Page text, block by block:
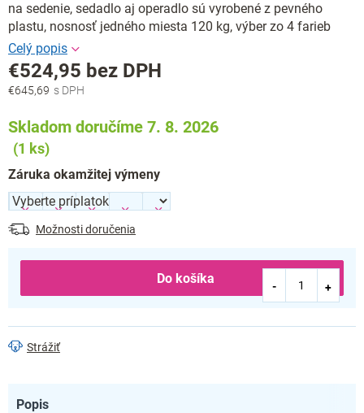
na sedenie, sedadlo aj operadlo sú vyrobené z pevného
plastu, nosnosť jedného miesta 120 kg, výber zo 4 farieb
€645,69
€524,95 bez DPH
Jednotková
Skladom doručíme 7. 8. 2026
(1 ks)
Záruka okamžitej výmeny
Možnosti doručenia
Do košíka
Strážiť
Popis